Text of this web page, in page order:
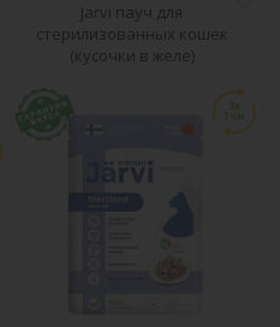
Jarvi пауч для
стерилизованных кошек
(кусочки в желе)